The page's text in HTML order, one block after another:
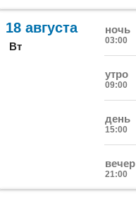
18 августа
Вт
ночь
03:00
утро
09:00
день
15:00
вечер
21:00